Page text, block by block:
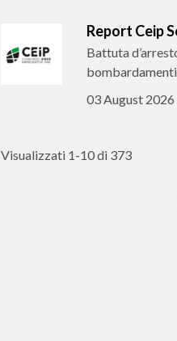
Report Ceip
Battuta
03 August 2026
Visualizzati 1-10 di 373